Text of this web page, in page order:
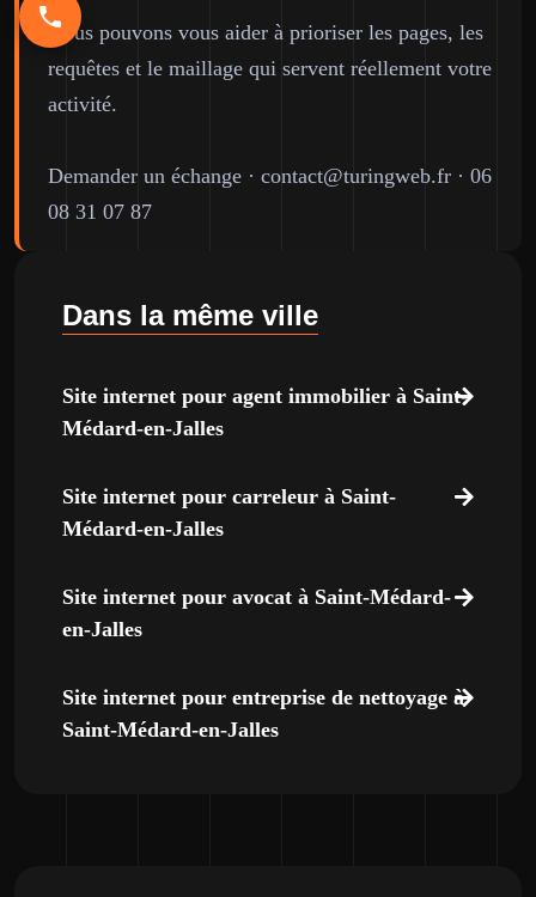
Nous pouvons vous aider à prioriser les pages, les
requêtes et le maillage qui servent réellement votre
activité.
Demander un échange · contact@turingweb.fr · 06
08 31 07 87
Dans la même ville
Site internet pour agent immobilier à Saint-
Médard-en-Jalles
Site internet pour carreleur à Saint-
Médard-en-Jalles
Site internet pour avocat à Saint-Médard-
en-Jalles
Site internet pour entreprise de nettoyage à
Saint-Médard-en-Jalles